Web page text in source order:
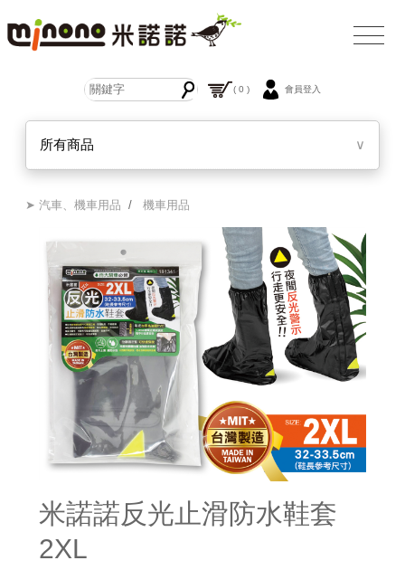
( 0 ) 會員登入
所有商品 ∨
➤ 汽車、機車用品 /機車用品
米諾諾反光止滑防水鞋套
2XL